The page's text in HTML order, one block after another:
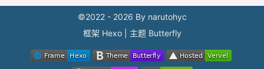
©2022 - 2026 By narutohyc
框架 Hexo 主题 Butterfly